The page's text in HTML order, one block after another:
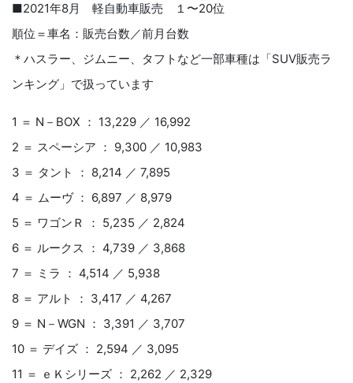
■2021年8月 軽自動車販売 １〜20位
順位＝車名：販売台数／前月台数
＊ハスラー、ジムニー、タフトなど一部車種は「SUV販売ラ
ンキング」で扱っています
1 ＝ N－BOX ： 13,229 ／ 16,992
2 ＝ スペーシア ： 9,300 ／ 10,983
3 ＝ タント ： 8,214 ／ 7,895
4 ＝ ムーヴ ： 6,897 ／ 8,979
5 ＝ ワゴンＲ ： 5,235 ／ 2,824
6 ＝ ルークス ： 4,739 ／ 3,868
7 ＝ ミラ ： 4,514 ／ 5,938
8 ＝ アルト ： 3,417 ／ 4,267
9 ＝ N－WGN ： 3,391 ／ 3,707
10 ＝ デイズ ： 2,594 ／ 3,095
11 ＝ ｅＫシリーズ ： 2,262 ／ 2,329